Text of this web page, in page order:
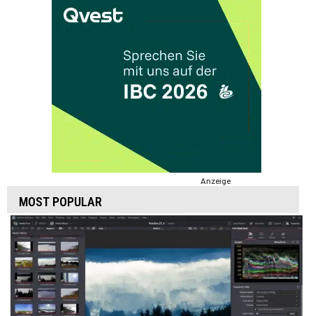
Anzeige
MOST POPULAR